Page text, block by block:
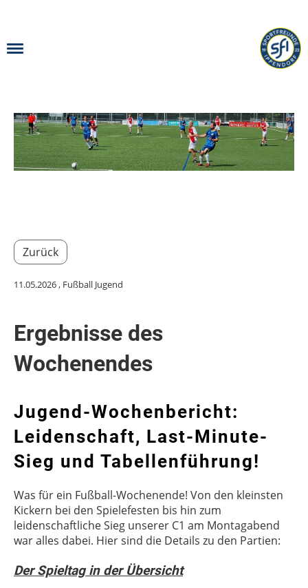
Zurück
11.05.2026, Fußball Jugend
Ergebnisse des
Wochenendes
Jugend-Wochenbericht:
Leidenschaft, Last-Minute-
Sieg und Tabellenführung!
Was für ein Fußball-Wochenende! Von den kleinsten
Kickern bei den Spielefesten bis hin zum
leidenschaftliche Sieg unserer C1 am Montagabend
war alles dabei. Hier sind die Details zu den Partien:
Der Spieltag in der Übersicht